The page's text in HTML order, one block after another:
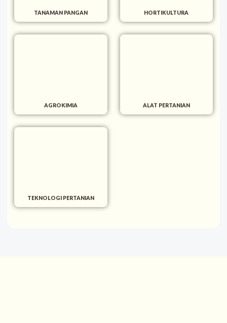
TANAMAN PANGAN HORTIKULTURA
AGROKIMIA ALAT PERTANIAN
TEKNOLOGI PERTANIAN